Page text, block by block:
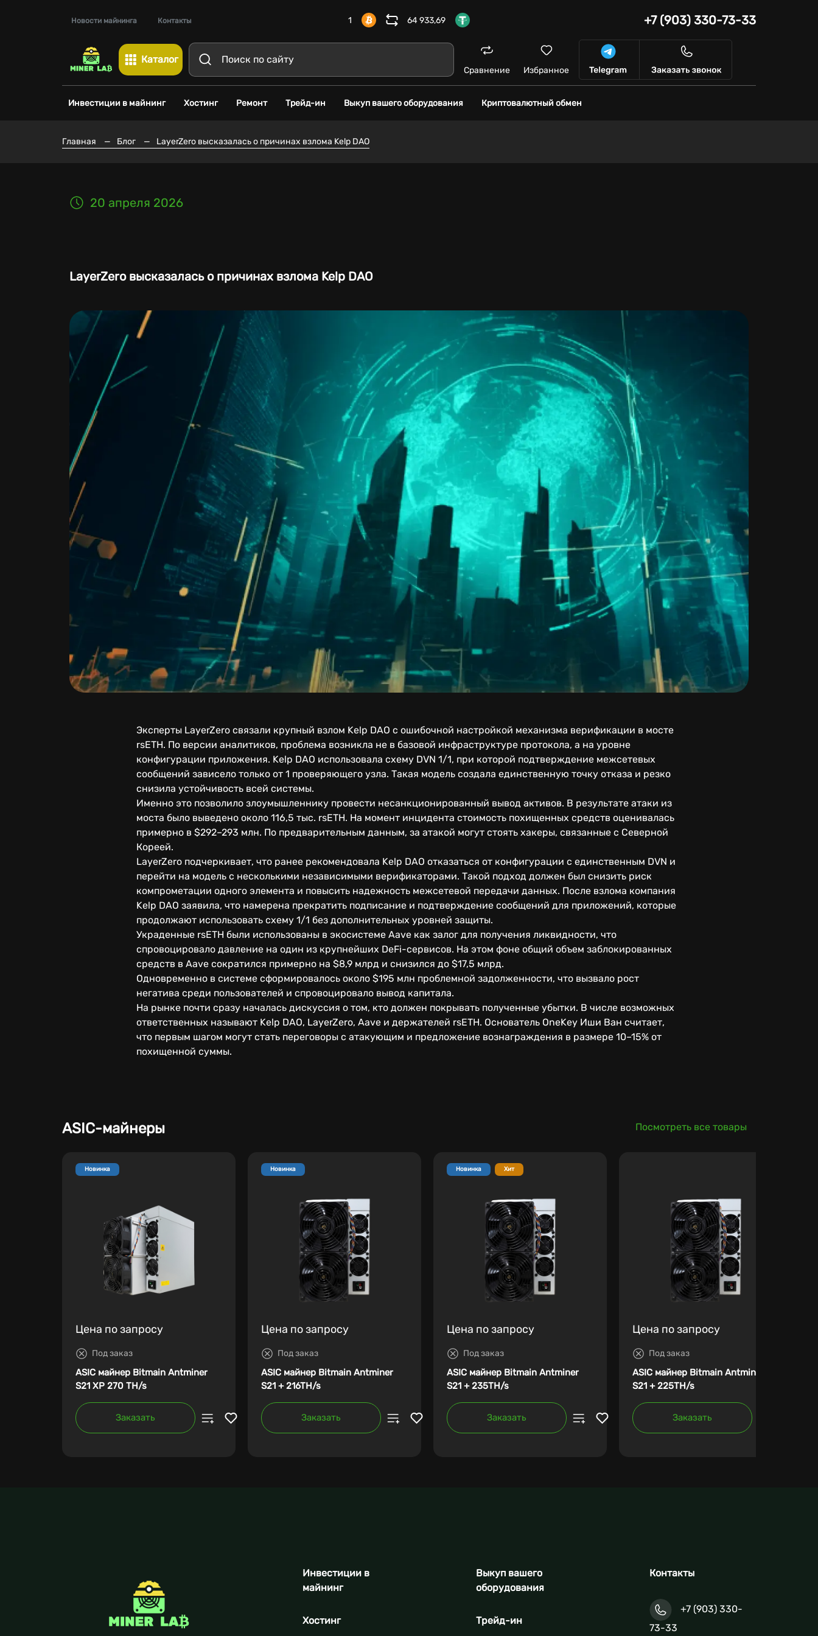
Новости майнинга Контакты 1 64 933,69 +7 (903) 330-73-33
Каталог
Сравнение Избранное
Инвестиции в майнинг Хостинг Ремонт Трейд-ин Выкуп вашего оборудования Криптовалютный обмен
Главная — Блог — LayerZero высказалась о причинах взлома Kelp DAO
20 апреля 2026
LayerZero высказалась о причинах взлома Kelp DAO
Эксперты LayerZero связали крупный взлом Kelp DAO с ошибочной настройкой механизма верификации в мосте
rsETH. По версии аналитиков, проблема возникла не в базовой инфраструктуре протокола, а на уровне
конфигурации приложения. Kelp DAO использовала схему DVN 1/1, при которой подтверждение межсетевых
сообщений зависело только от 1 проверяющего узла. Такая модель создала единственную точку отказа и резко
снизила устойчивость всей системы.
Именно это позволило злоумышленнику провести несанкционированный вывод активов. В результате атаки из
моста было выведено около 116,5 тыс. rsETH. На момент инцидента стоимость похищенных средств оценивалась
примерно в $292–293 млн. По предварительным данным, за атакой могут стоять хакеры, связанные с Северной
Кореей.
LayerZero подчеркивает, что ранее рекомендовала Kelp DAO отказаться от конфигурации с единственным DVN и
перейти на модель с несколькими независимыми верификаторами. Такой подход должен был снизить риск
компрометации одного элемента и повысить надежность межсетевой передачи данных. После взлома компания
Kelp DAO заявила, что намерена прекратить подписание и подтверждение сообщений для приложений, которые
продолжают использовать схему 1/1 без дополнительных уровней защиты.
Украденные rsETH были использованы в экосистеме Aave как залог для получения ликвидности, что
спровоцировало давление на один из крупнейших DeFi-сервисов. На этом фоне общий объем заблокированных
средств в Aave сократился примерно на $8,9 млрд и снизился до $17,5 млрд.
Одновременно в системе сформировалось около $195 млн проблемной задолженности, что вызвало рост
негатива среди пользователей и спровоцировало вывод капитала.
На рынке почти сразу началась дискуссия о том, кто должен покрывать полученные убытки. В числе возможных
ответственных называют Kelp DAO, LayerZero, Aave и держателей rsETH. Основатель OneKey Иши Ван считает,
что первым шагом могут стать переговоры с атакующим и предложение вознаграждения в размере 10–15% от
похищенной суммы.
ASIC-майнеры Посмотреть все товары
Новинка
Цена по запросу
Под заказ
ASIC майнер Bitmain Antminer
S21 XP 270 TH/s
Заказать
Новинка
Цена по запросу
Под заказ
ASIC майнер Bitmain Antminer
S21 + 216TH/s
Заказать
Новинка Хит
Цена по запросу
Под заказ
ASIC майнер Bitmain Antminer
S21 + 235TH/s
Заказать
Цена по запросу
Под заказ
ASIC майнер Bitmain Antminer
S21 + 225TH/s
Заказать
Инвестиции в
майнинг
Хостинг
Выкуп вашего
оборудования
Трейд-ин
Контакты
+7 (903) 330-
73-33